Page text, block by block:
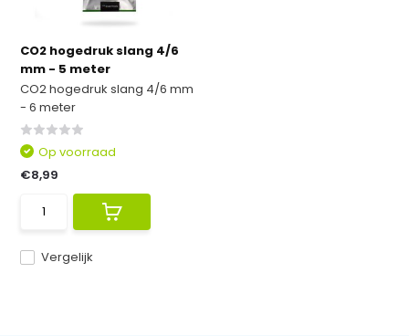
CO2 hogedruk slang 4/6
mm - 5 meter
CO2 hogedruk slang 4/6 mm
- 6 meter
Vergelijk
Op voorraad
€8,99